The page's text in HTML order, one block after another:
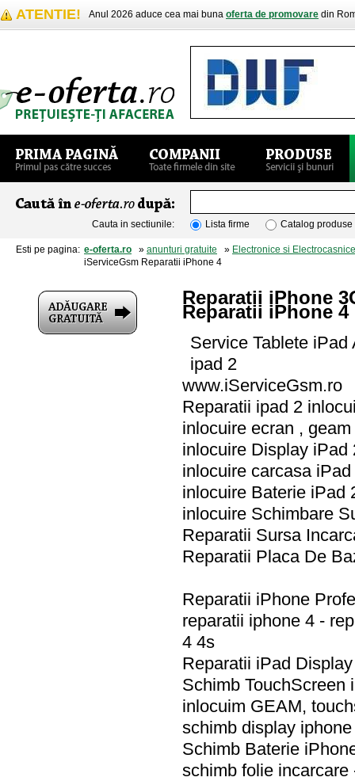
ATENTIE! Anul 2026 aduce cea mai buna oferta de promovare din
Cauta in sectiunile: Lista firme Catalog produse
Esti pe pagina: e-oferta.ro » anunturi gratuite » Electronice si Electrocasnice
iServiceGsm Reparatii iPhone 4
Reparatii iPhone
Reparatii iPhone 4
Service Tablete
ipad 2
www.iServiceGsm.ro
Reparatii ipad 2
inlocuire ecran ,
inlocuire Display iPad
inlocuire carcasa
inlocuire Baterie iPad
inlocuire Schimbare
Reparatii Sursa
Reparatii Placa De
Reparatii iPhone
reparatii iphone 4 -
4 4s
Reparatii iPad
Schimb TouchScreen
inlocuim GEAM,
schimb display
Schimb Baterie
schimb folie